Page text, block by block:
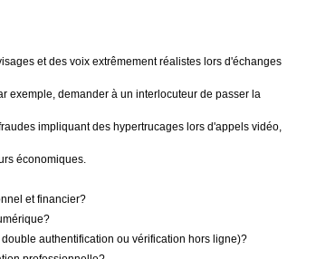
et des voix extrêmement réalistes lors d'échanges
exemple, demander à un interlocuteur de passer la
impliquant des hypertrucages lors d'appels vidéo,
économiques.
et financier?
authentification ou vérification hors ligne)?